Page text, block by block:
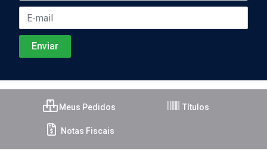
Meus Pedidos Títulos
Notas Fiscais